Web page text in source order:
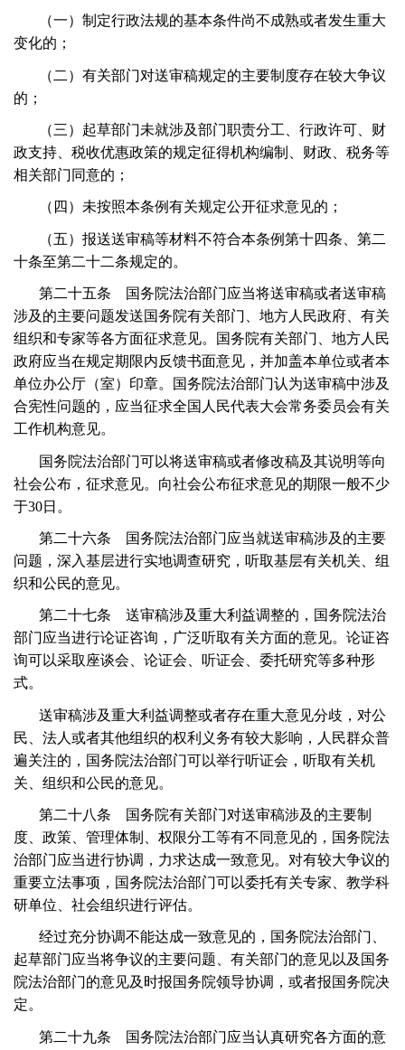
（一）制定行政法规的基本条件尚不成熟或者发生重大
变化的；
（二）有关部门对送审稿规定的主要制度存在较大争议
的；
（三）起草部门未就涉及部门职责分工、行政许可、财
政支持、税收优惠政策的规定征得机构编制、财政、税务等
相关部门同意的；
（四）未按照本条例有关规定公开征求意见的；
（五）报送送审稿等材料不符合本条例第十四条、第二
十条至第二十二条规定的。
第二十五条 国务院法治部门应当将送审稿或者送审稿
涉及的主要问题发送国务院有关部门、地方人民政府、有关
组织和专家等各方面征求意见。国务院有关部门、地方人民
政府应当在规定期限内反馈书面意见，并加盖本单位或者本
单位办公厅（室）印章。国务院法治部门认为送审稿中涉及
合宪性问题的，应当征求全国人民代表大会常务委员会有关
工作机构意见。
国务院法治部门可以将送审稿或者修改稿及其说明等向
社会公布，征求意见。向社会公布征求意见的期限一般不少
于30日。
第二十六条 国务院法治部门应当就送审稿涉及的主要
问题，深入基层进行实地调查研究，听取基层有关机关、组
织和公民的意见。
第二十七条 送审稿涉及重大利益调整的，国务院法治
部门应当进行论证咨询，广泛听取有关方面的意见。论证咨
询可以采取座谈会、论证会、听证会、委托研究等多种形
式。
送审稿涉及重大利益调整或者存在重大意见分歧，对公
民、法人或者其他组织的权利义务有较大影响，人民群众普
遍关注的，国务院法治部门可以举行听证会，听取有关机
关、组织和公民的意见。
第二十八条 国务院有关部门对送审稿涉及的主要制
度、政策、管理体制、权限分工等有不同意见的，国务院法
治部门应当进行协调，力求达成一致意见。对有较大争议的
重要立法事项，国务院法治部门可以委托有关专家、教学科
研单位、社会组织进行评估。
经过充分协调不能达成一致意见的，国务院法治部门、
起草部门应当将争议的主要问题、有关部门的意见以及国务
院法治部门的意见及时报国务院领导协调，或者报国务院决
定。
第二十九条 国务院法治部门应当认真研究各方面的意